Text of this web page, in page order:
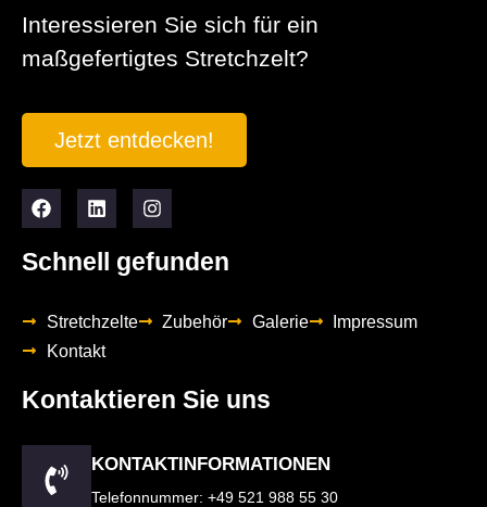
Interessieren Sie sich für ein
maßgefertigtes Stretchzelt?
Jetzt entdecken!
Schnell gefunden
Stretchzelte Zubehör Galerie
Impressum
Kontakt
Kontaktieren Sie uns
KONTAKTINFORMATIONEN
Telefonnummer: +49 521 988 55 30